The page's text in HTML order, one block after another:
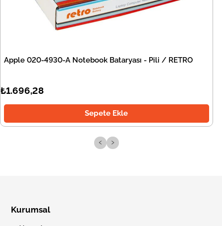
Apple 020-4930-A Notebook Bataryası - Pili / RETRO
₺1.696,28
Sepete Ekle
‹ ›
Kurumsal